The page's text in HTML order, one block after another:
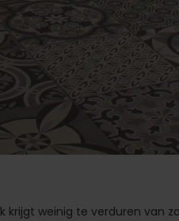
krijgt weinig te verduren van